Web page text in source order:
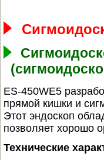
ES-450WE5
прямой кишки и
Этот эндоскоп
позволяет хорошо
Технические